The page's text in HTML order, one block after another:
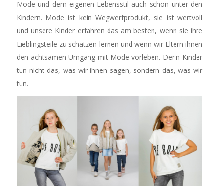
Mode und dem eigenen Lebensstil auch schon unter den
Kindern. Mode ist kein Wegwerfprodukt, sie ist wertvoll
und unsere Kinder erfahren das am besten, wenn sie ihre
Lieblingsteile zu schätzen lernen und wenn wir Eltern ihnen
den achtsamen Umgang mit Mode vorleben. Denn Kinder
tun nicht das, was wir ihnen sagen, sondern das, was wir
tun.